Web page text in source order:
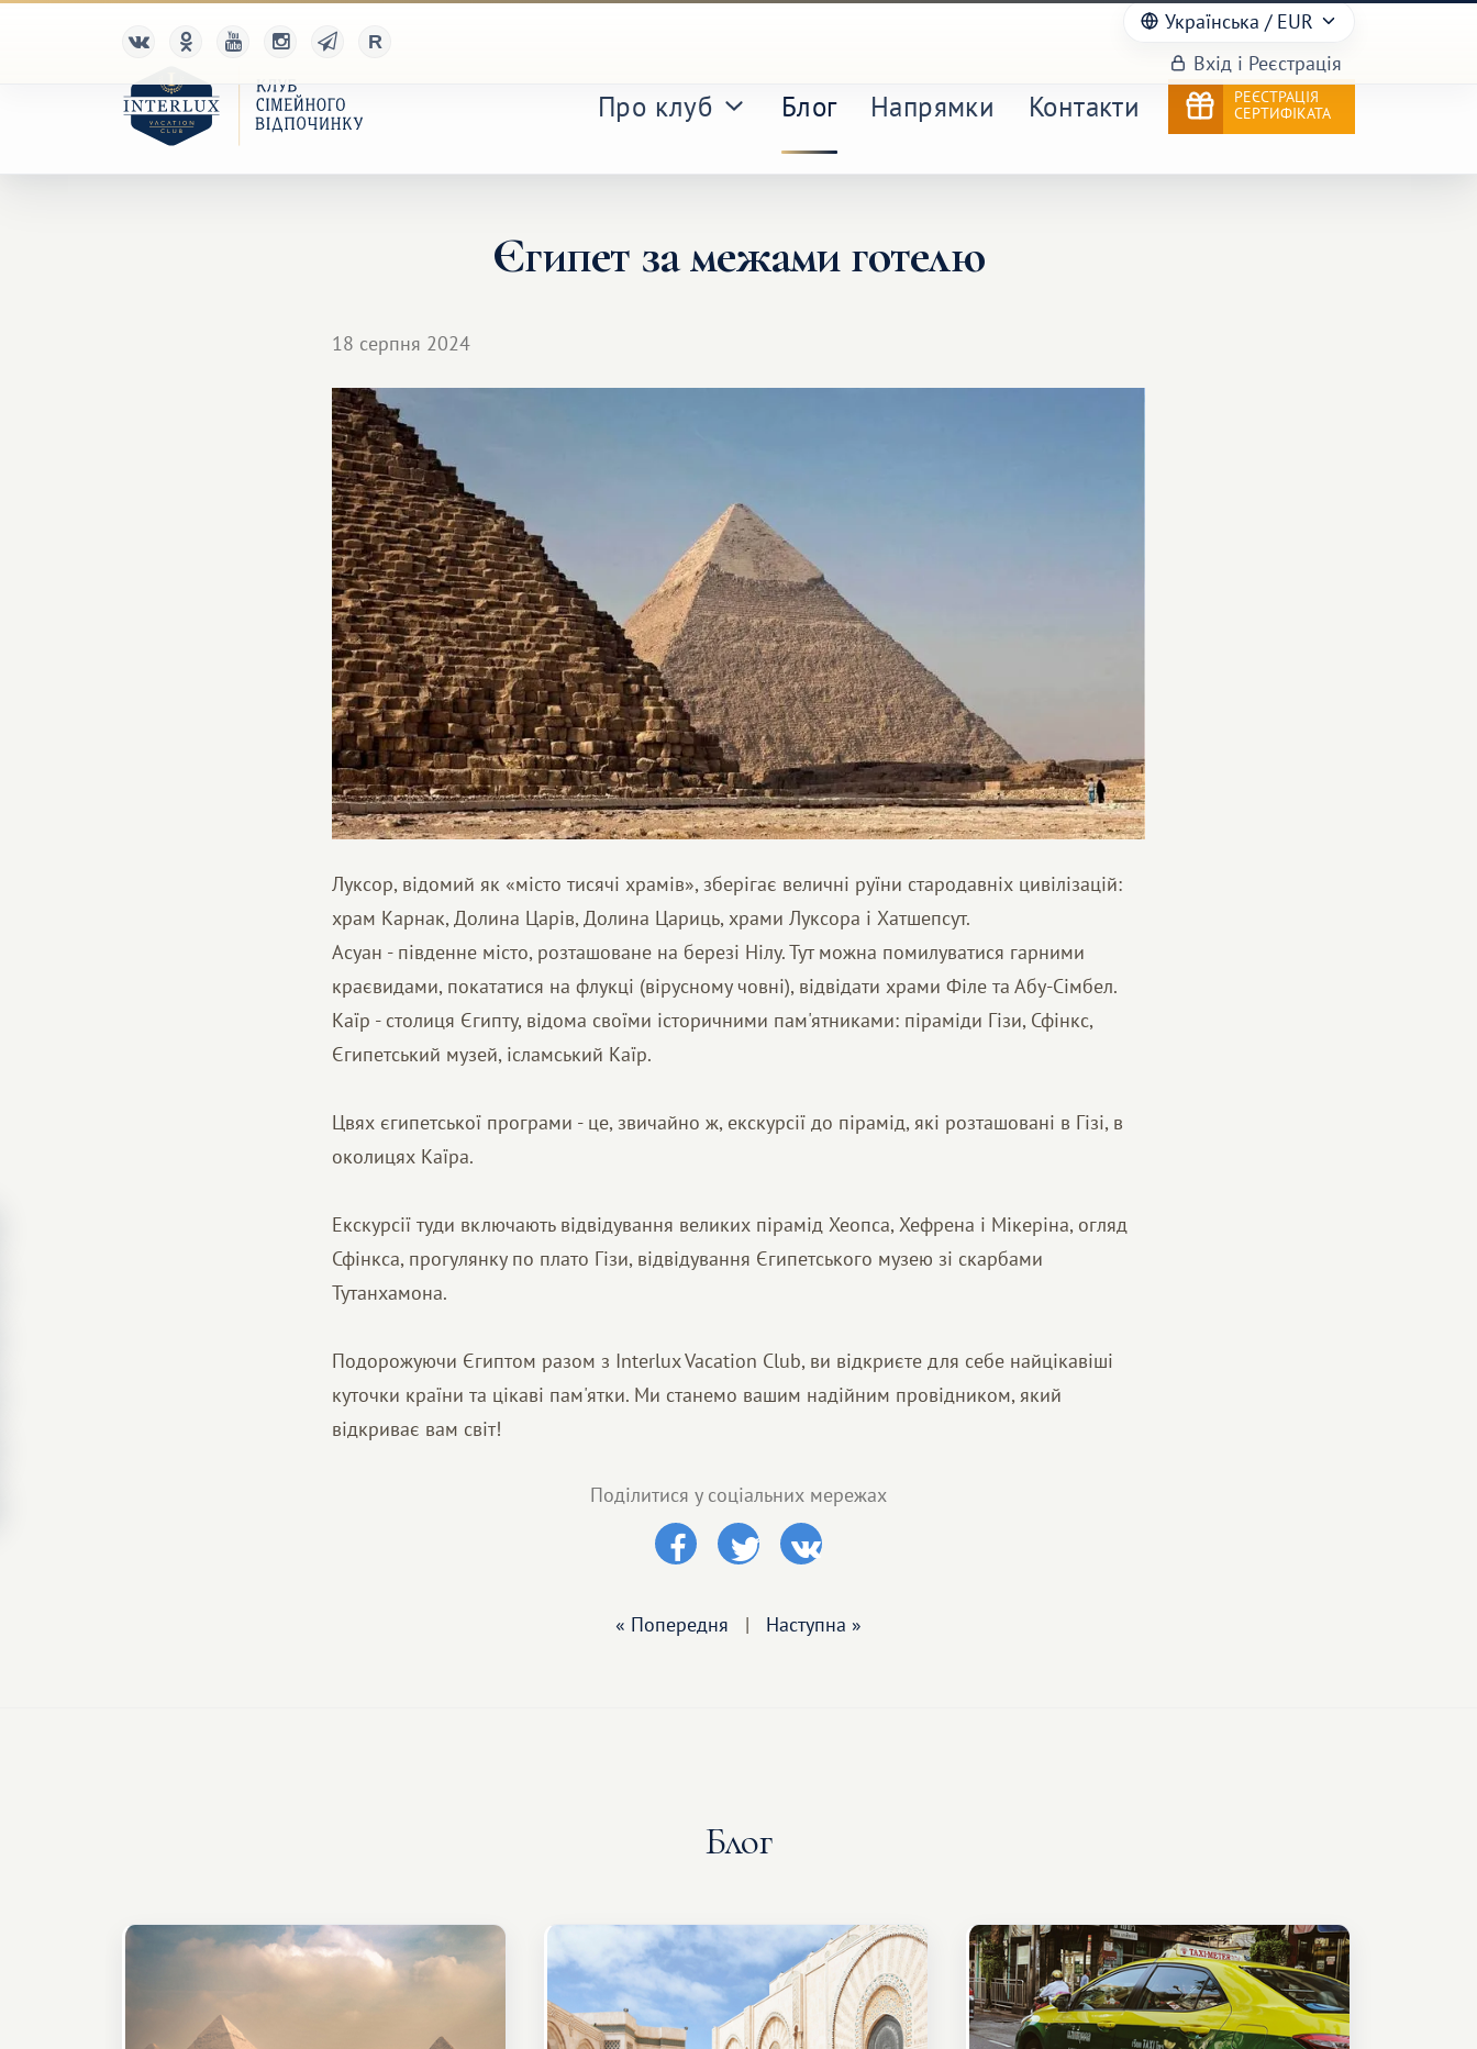
Українська / EUR
Вхід і Реєстрація
Про клуб Блог Напрямки Контакти
РЕЄСТРАЦІЯ
СЕРТИФІКАТА
Єгипет за межами готелю
18 серпня 2024
Луксор, відомий як «місто тисячі храмів», зберігає величні руїни стародавніх цивілізацій:
храм Карнак, Долина Царів, Долина Цариць, храми Луксора і Хатшепсут.
Асуан - південне місто, розташоване на березі Нілу. Тут можна помилуватися гарними
краєвидами, покататися на флукці (вірусному човні), відвідати храми Філе та Абу-Сімбел.
Каїр - столиця Єгипту, відома своїми історичними пам'ятниками: піраміди Гізи, Сфінкс,
Єгипетський музей, ісламський Каїр.
Цвях єгипетської програми - це, звичайно ж, екскурсії до пірамід, які розташовані в Гізі, в
околицях Каїра.
Екскурсії туди включають відвідування великих пірамід Хеопса, Хефрена і Мікеріна, огляд
Сфінкса, прогулянку по плато Гізи, відвідування Єгипетського музею зі скарбами
Тутанхамона.
Подорожуючи Єгиптом разом з Interlux Vacation Club, ви відкриєте для себе найцікавіші
куточки країни та цікаві пам'ятки. Ми станемо вашим надійним провідником, який
відкриває вам світ!
Поділитися у соціальних мережах
« Попередня | Наступна »
Блог